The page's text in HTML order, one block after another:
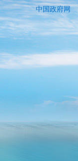
中国政府网